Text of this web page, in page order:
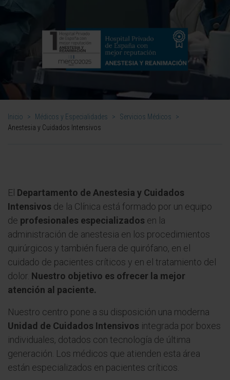
Inicio > Médicos y Especialidades > Servicios Médicos
>
Anestesia y Cuidados Intensivos
El Departamento de Anestesia y Cuidados
Intensivos de la Clínica está formado por un equipo
de profesionales especializados en la
administración de anestesia en los procedimientos
quirúrgicos y también fuera de quirófano, en el
cuidado de pacientes críticos y en el tratamiento del
dolor. Nuestro objetivo es ofrecer la mejor
atención al paciente.
Nuestro centro pone a su disposición una moderna
Unidad de Cuidados Intensivos integrada por boxes
individuales, dotados con tecnología de última
generación. Los médicos que atienden esta área
están especializados en pacientes críticos.